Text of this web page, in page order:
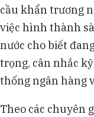
cầu khẩn trương
việc hình thành
nước cho biết
trọng, cân nhắc
thống ngân hàng
Theo các chuyên